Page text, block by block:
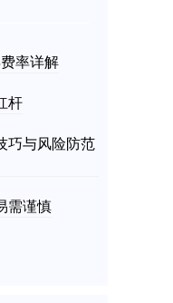
率详解
杆
巧与风险防范
需谨慎